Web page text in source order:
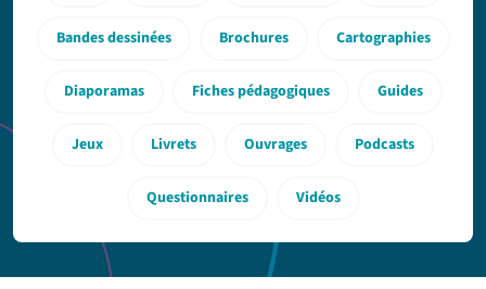
Bandes dessinées Brochures Cartographies
Diaporamas Fiches pédagogiques Guides
Jeux Livrets Ouvrages Podcasts
Questionnaires Vidéos